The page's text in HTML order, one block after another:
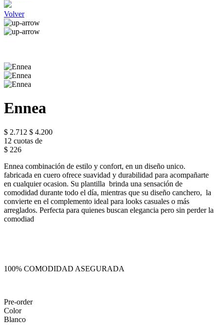
Volver
Ennea
$ 2.712 $ 4.200
12 cuotas de
$ 226
Ennea combinación de estilo y confort, en un diseño unico.
fabricada en cuero ofrece suavidad y durabilidad para acompañarte
en cualquier ocasion. Su plantilla brinda una sensación de
comodidad durante todo el día, mientras que su diseño canchero, la
convierte en el complemento ideal para looks casuales o más
arreglados. Perfecta para quienes buscan elegancia pero sin perder la
comodiad
100% COMODIDAD ASEGURADA
Pre-order
Color
Blanco